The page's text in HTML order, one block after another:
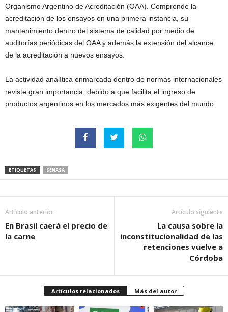
Organismo Argentino de Acreditación (OAA). Comprende la
acreditación de los ensayos en una primera instancia, su
mantenimiento dentro del sistema de calidad por medio de
auditorías periódicas del OAA y además la extensión del alcance
de la acreditación a nuevos ensayos.
La actividad analítica enmarcada dentro de normas internacionales
reviste gran importancia, debido a que facilita el ingreso de
productos argentinos en los mercados más exigentes del mundo.
ETIQUETAS SENASA
Artículo anterior
En Brasil caerá el precio de
la carne
Artículo siguiente
La causa sobre la
inconstitucionalidad de las
retenciones vuelve a
Córdoba
Artículos relacionados Más del autor